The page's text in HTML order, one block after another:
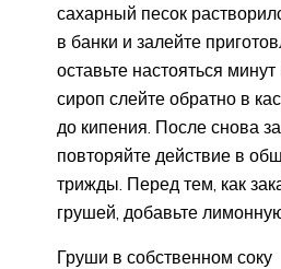
сахарный песок
в банки и залейте
оставьте настояться
сироп слейте обратно в
до кипения. После снова
повторяйте действие в
трижды. Перед тем, как
грушей, добавьте
Груши в собственном соку